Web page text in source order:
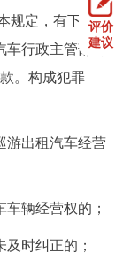
规定，有下列行
车行政主管部门
。构成犯罪
出租汽车经营
辆经营权的；
时纠正的；
评价
建议